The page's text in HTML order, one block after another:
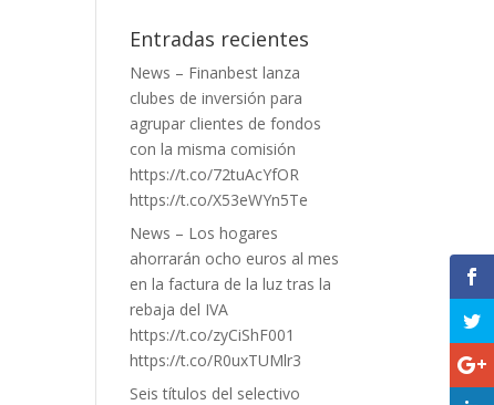
Entradas recientes
News – Finanbest lanza
clubes de inversión para
agrupar clientes de fondos
con la misma comisión
https://t.co/72tuAcYfOR
https://t.co/X53eWYn5Te
News – Los hogares
ahorrarán ocho euros al mes
en la factura de la luz tras la
rebaja del IVA
https://t.co/zyCiShF001
https://t.co/R0uxTUMlr3
Seis títulos del selectivo